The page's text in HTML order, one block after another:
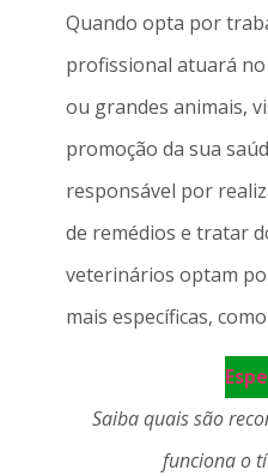
Quando opta por
profissional atuará
ou grandes animais,
promoção da sua
responsável por
de remédios e tratar
veterinários optam
mais específicas,
Saiba quais são
funciona o